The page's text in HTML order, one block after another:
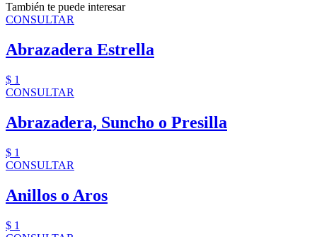
También te puede interesar
CONSULTAR
Abrazadera Estrella
$ 1
CONSULTAR
Abrazadera, Suncho o Presilla
$ 1
CONSULTAR
Anillos o Aros
$ 1